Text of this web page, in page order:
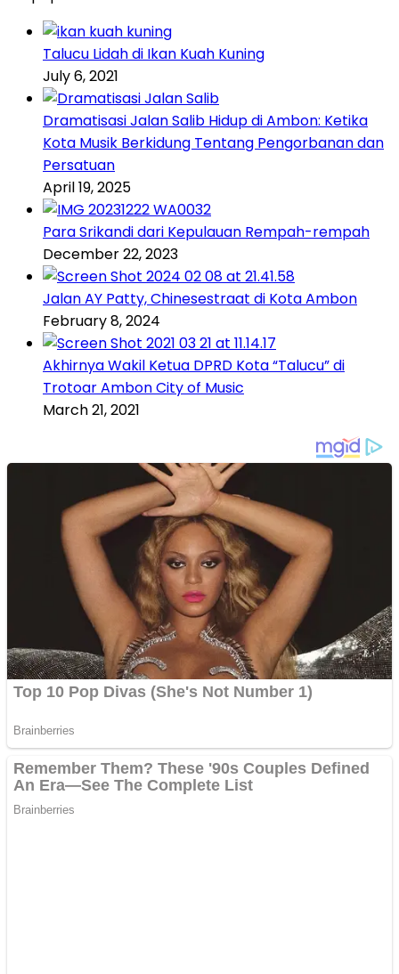
Talucu Lidah di Ikan Kuah Kuning
July 6, 2021
Dramatisasi Jalan Salib Hidup di Ambon: Ketika
Kota Musik Berkidung Tentang Pengorbanan dan
Persatuan
April 19, 2025
Para Srikandi dari Kepulauan Rempah-rempah
December 22, 2023
Jalan AY Patty, Chinesestraat di Kota Ambon
February 8, 2024
Akhirnya Wakil Ketua DPRD Kota “Talucu” di
Trotoar Ambon City of Music
March 21, 2021